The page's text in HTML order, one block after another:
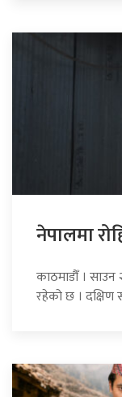
नेपालमा
काठमाडौँ । साउन
रहेको छ । दक्षिण